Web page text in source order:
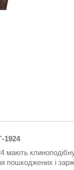
1924
мають
пошкоджених і